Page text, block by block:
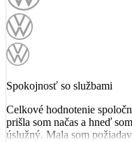
Spokojnosť so službami
Celkové hodnotenie
prišla som načas a hneď
úslužný. Mala som